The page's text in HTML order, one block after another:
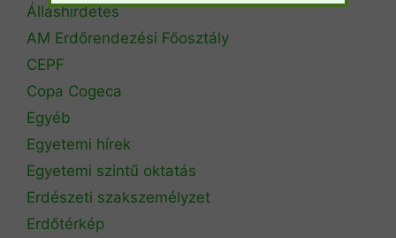
Álláshirdetés
AM Erdőrendezési Főosztály
CEPF
Copa Cogeca
Egyéb
Egyetemi hírek
Egyetemi szintű oktatás
Erdészeti szakszemélyzet
Erdőtérkép